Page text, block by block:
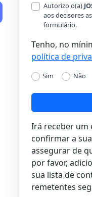
Autorizo o(a) ​​
aos decisores
formulário.
Tenho, no
política de
Sim Não
Irá receber um
confirmar a
assegurar de
por favor,
sua lista de
remetentes